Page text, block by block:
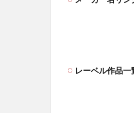
レーベル作品一